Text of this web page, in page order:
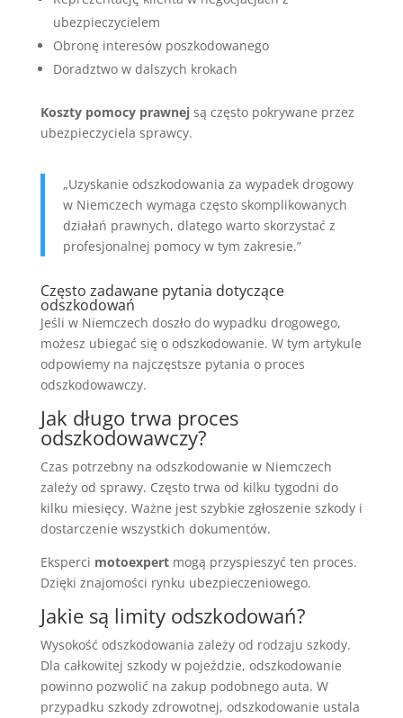
ubezpieczycielem
Obronę interesów poszkodowanego
Doradztwo w dalszych krokach
Koszty pomocy prawnejsą często pokrywane przez
ubezpieczyciela sprawcy.
„Uzyskanie odszkodowania za wypadek drogowy
w Niemczech wymaga często skomplikowanych
działań prawnych, dlatego warto skorzystać z
profesjonalnej pomocy w tym zakresie.”
Często zadawane pytania dotyczące
odszkodowań
Jeśli w Niemczech doszło do wypadku drogowego,
możesz ubiegać się o odszkodowanie. W tym artykule
odpowiemy na najczęstsze pytania o proces
odszkodowawczy.
Jak długo trwa proces
odszkodowawczy?
Czas potrzebny na odszkodowanie w Niemczech
zależy od sprawy. Często trwa od kilku tygodni do
kilku miesięcy. Ważne jest szybkie zgłoszenie szkody i
dostarczenie wszystkich dokumentów.
Eksperci motoexpertmogą przyspieszyć ten proces.
Dzięki znajomości rynku ubezpieczeniowego.
Jakie są limity odszkodowań?
Wysokość odszkodowania zależy od rodzaju szkody.
Dla całkowitej szkody w pojeździe, odszkodowanie
powinno pozwolić na zakup podobnego auta. W
przypadku szkody zdrowotnej, odszkodowanie ustala